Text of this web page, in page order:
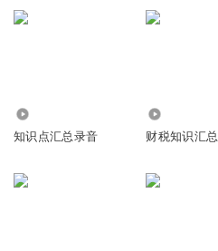
知识点汇总录音 财税知识汇总